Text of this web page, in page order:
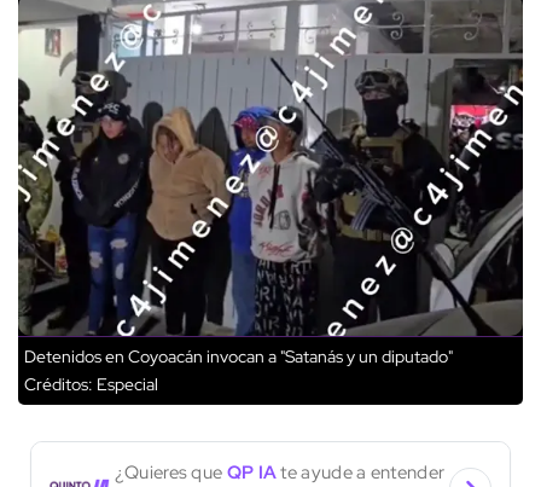
Detenidos en Coyoacán invocan a "Satanás y un diputado"
Créditos: Especial
¿Quieres que QP IAte ayude a entender